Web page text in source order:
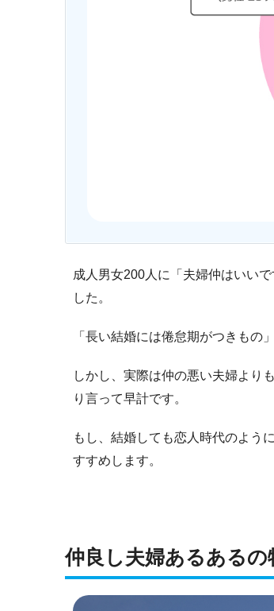
成人男女200人に「夫婦仲はいい
した。
「長い結婚には倦怠期がつきもの
しかし、実際は仲の悪い夫婦より
り言って早計です。
もし、結婚しても恋人時代のよう
すすめします。
仲良し夫婦あるあるの